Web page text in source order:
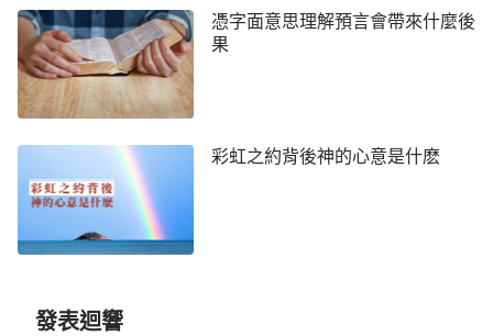
他學會做人的常識與規矩，一點點教養他長大成人。
所以說，神在律法時代頒布律法誡命，是神經營工作
中必不可少的一步起首工作，是為以後神經營人類打
基礎的工作。
由此可見，神頒布的十條誡命的意義太深遠了！
通過十誡，讓我們看到人類安定生活背後神的作為，
以及神盼望我們人類在神的庇護下幸福生活的真切心
意，這不由得激發起我們對神的敬畏與感恩。
感謝神！榮耀歸於神！
憑字面意思理解預言會帶來什麼後
果
彩虹之約背後神的心意是什麽
發表迴響